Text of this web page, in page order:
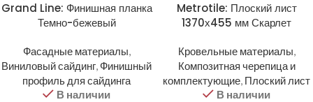
Grand Line: Финишная планка
Темно-бежевый
Фасадные материалы,
Виниловый сайдинг, Финишный
профиль для сайдинга
В наличии
Metrotile: Плоский лист
1370х455 мм Скарлет
Кровельные материалы,
Композитная черепица и
комплектующие, Плоский лист
В наличии